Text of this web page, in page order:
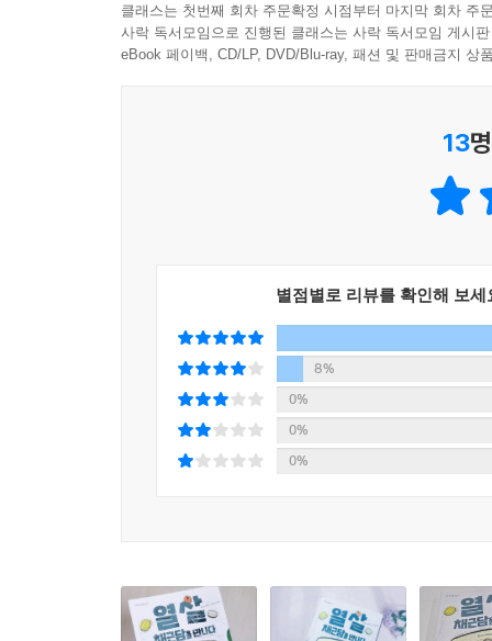
클래스는 첫번째 회차 주문확정 시점부터 마지막 회차 주
사락 독서모임으로 진행된 클래스는 사락 독서모임 게시
eBook 페이백, CD/LP, DVD/Blu-ray, 패션 및 판매금지 상
13
별점별로 리뷰를 확인해 보세
8%
0%
0%
0%